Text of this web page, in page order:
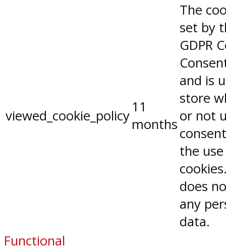
viewed_cookie_policy
11
months
The
set by
GDPR
and is
store
or not
the
does
any
data.
Functional